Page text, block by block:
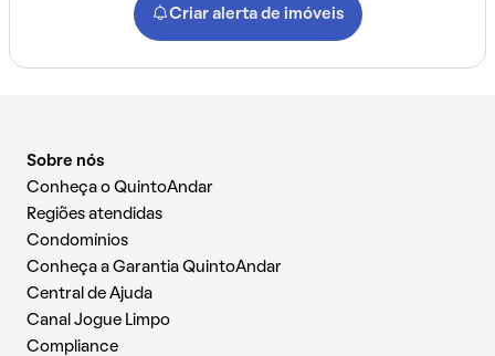
Criar alerta de imóveis
Sobre nós
Conheça o QuintoAndar
Regiões atendidas
Condomínios
Conheça a Garantia QuintoAndar
Central de Ajuda
Canal Jogue Limpo
Compliance